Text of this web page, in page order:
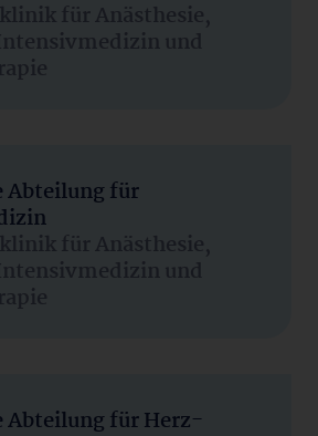
für Anästhesie,
und
Abteilung für
für Anästhesie,
und
Abteilung für Herz-